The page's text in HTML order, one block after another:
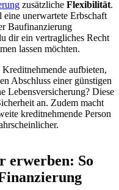
zusätzliche Flexibilität.
unerwartete Erbschaft
Baufinanzierung
dir ein vertragliches Recht
lassen möchten.
Kreditnehmende aufbieten,
Abschluss einer günstigen
Lebensversicherung? Diese
an. Zudem macht
kreditnehmende Person
erwerben: So